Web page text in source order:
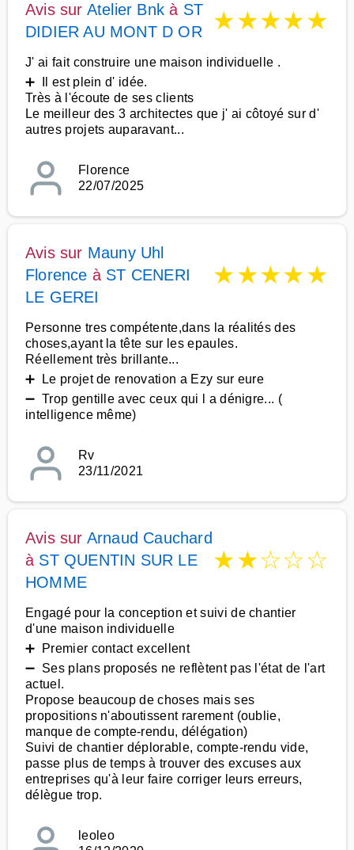
Avis sur Atelier Bnk à ST
DIDIER AU MONT D OR
★★★★★
J' ai fait construire une maison individuelle .
➕ Il est plein d' idée.
Très à l'écoute de ses clients
Le meilleur des 3 architectes que j' ai côtoyé sur d'
autres projets auparavant...
Florence
22/07/2025
Avis sur Mauny Uhl
Florence à ST CENERI
LE GEREI
★★★★★
Personne tres compétente,dans la réalités des
choses,ayant la tête sur les epaules.
Réellement très brillante...
➕ Le projet de renovation a Ezy sur eure
➖ Trop gentille avec ceux qui l a dénigre... (
intelligence même)
Rv
23/11/2021
Avis sur Arnaud Cauchard
à ST QUENTIN SUR LE
HOMME
★★☆☆☆
Engagé pour la conception et suivi de chantier
d'une maison individuelle
➕ Premier contact excellent
➖ Ses plans proposés ne reflètent pas l'état de l'art
actuel.
Propose beaucoup de choses mais ses
propositions n'aboutissent rarement (oublie,
manque de compte-rendu, délégation)
Suivi de chantier déplorable, compte-rendu vide,
passe plus de temps à trouver des excuses aux
entreprises qu'à leur faire corriger leurs erreurs,
délègue trop.
leoleo